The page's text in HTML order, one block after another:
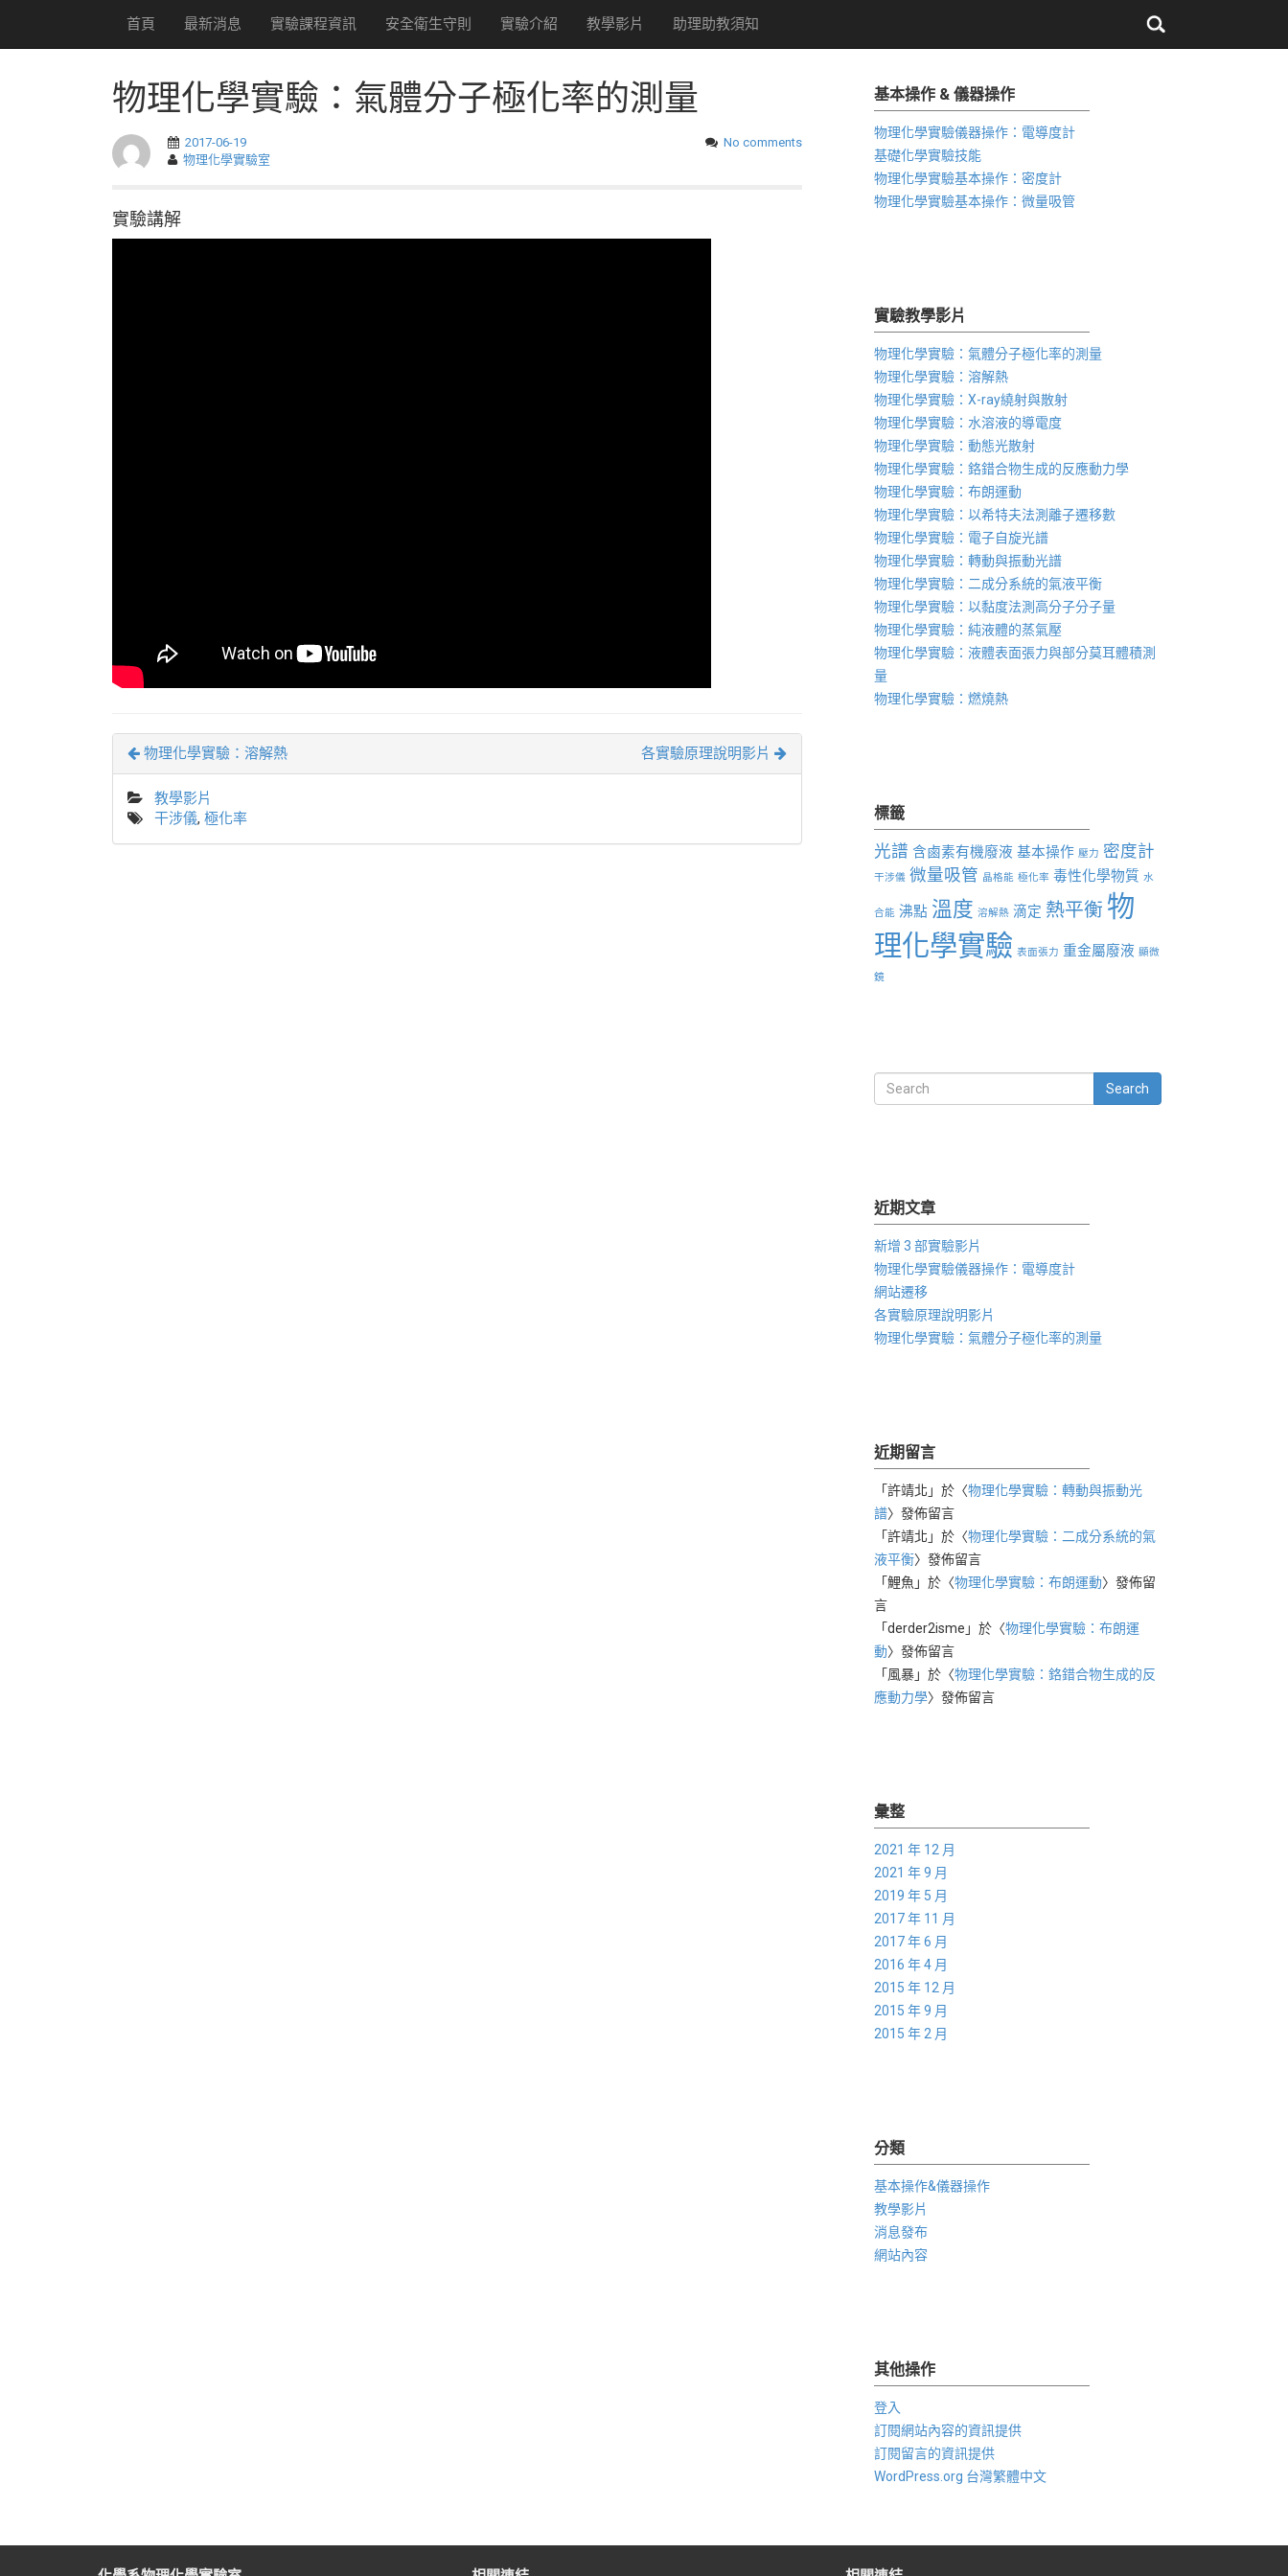
首頁 最新消息 實驗課程資訊 安全衛生守則 實驗介紹 教學影片 助理助教須知
物理化學實驗：氣體分子極化率的測量
2017-06-19
物理化學實驗室
No comments
實驗講解
物理化學實驗：溶解熱 各實驗原理說明影片
教學影片
干涉儀, 極化率
基本操作 & 儀器操作
物理化學實驗儀器操作：電導度計
基礎化學實驗技能
物理化學實驗基本操作：密度計
物理化學實驗基本操作：微量吸管
實驗教學影片
物理化學實驗：氣體分子極化率的測量
物理化學實驗：溶解熱
物理化學實驗：X-ray繞射與散射
物理化學實驗：水溶液的導電度
物理化學實驗：動態光散射
物理化學實驗：鉻錯合物生成的反應動力學
物理化學實驗：布朗運動
物理化學實驗：以希特夫法測離子遷移數
物理化學實驗：電子自旋光譜
物理化學實驗：轉動與振動光譜
物理化學實驗：二成分系統的氣液平衡
物理化學實驗：以黏度法測高分子分子量
物理化學實驗：純液體的蒸氣壓
物理化學實驗：液體表面張力與部分莫耳體積測
量
物理化學實驗：燃燒熱
標籤
光譜 含鹵素有機廢液 基本操作 壓力 密度計
干涉儀 微量吸管 晶格能 極化率 毒性化學物質 水
合能 沸點 溫度 溶解熱 滴定 熱平衡 物
理化學實驗 表面張力 重金屬廢液 顯微
鏡
Search
近期文章
新增 3 部實驗影片
物理化學實驗儀器操作：電導度計
網站遷移
各實驗原理說明影片
物理化學實驗：氣體分子極化率的測量
近期留言
「許靖北 」於〈物理化學實驗：轉動與振動光
譜〉發佈留言
「許靖北 」於〈物理化學實驗：二成分系統的氣
液平衡〉發佈留言
「鯉魚 」於〈物理化學實驗：布朗運動〉發佈留
言
「derder2isme 」於〈物理化學實驗：布朗運
動〉發佈留言
「 風暴」於〈物理化學實驗：鉻錯合物生成的反
應動力學〉發佈留言
彙整
2021 年 12 月
2021 年 9 月
2019 年 5 月
2017 年 11 月
2017 年 6 月
2016 年 4 月
2015 年 12 月
2015 年 9 月
2015 年 2 月
分類
基本操作&儀器操作
教學影片
消息發布
網站內容
其他操作
登入
訂閱網站內容的資訊提供
訂閱留言的資訊提供
WordPress.org 台灣繁體中文